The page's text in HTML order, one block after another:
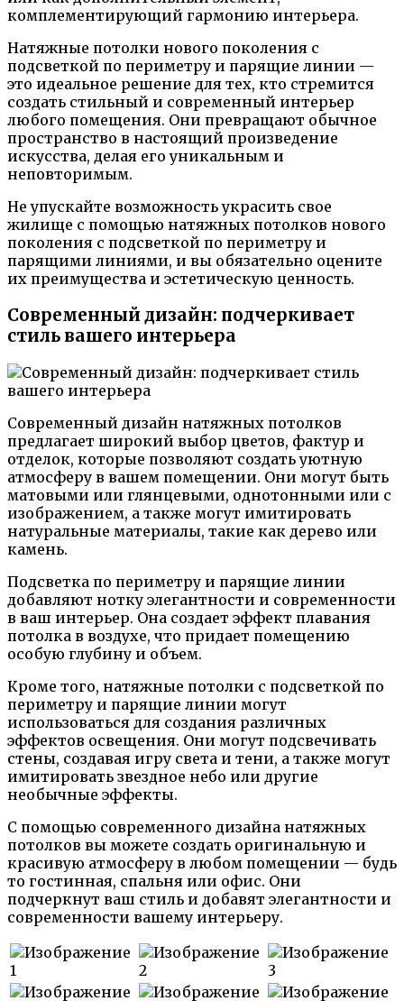
комплементирующий гармонию интерьера.
Натяжные потолки нового поколения с
подсветкой по периметру и парящие линии —
это идеальное решение для тех, кто стремится
создать стильный и современный интерьер
любого помещения. Они превращают обычное
пространство в настоящий произведение
искусства, делая его уникальным и
неповторимым.
Не упускайте возможность украсить свое
жилище с помощью натяжных потолков нового
поколения с подсветкой по периметру и
парящими линиями, и вы обязательно оцените
их преимущества и эстетическую ценность.
Современный дизайн: подчеркивает
стиль вашего интерьера
Современный дизайн натяжных потолков
предлагает широкий выбор цветов, фактур и
отделок, которые позволяют создать уютную
атмосферу в вашем помещении. Они могут быть
матовыми или глянцевыми, однотонными или с
изображением, а также могут имитировать
натуральные материалы, такие как дерево или
камень.
Подсветка по периметру и парящие линии
добавляют нотку элегантности и современности
в ваш интерьер. Она создает эффект плавания
потолка в воздухе, что придает помещению
особую глубину и объем.
Кроме того, натяжные потолки с подсветкой по
периметру и парящие линии могут
использоваться для создания различных
эффектов освещения. Они могут подсвечивать
стены, создавая игру света и тени, а также могут
имитировать звездное небо или другие
необычные эффекты.
С помощью современного дизайна натяжных
потолков вы можете создать оригинальную и
красивую атмосферу в любом помещении — будь
то гостинная, спальня или офис. Они
подчеркнут ваш стиль и добавят элегантности и
современности вашему интерьеру.